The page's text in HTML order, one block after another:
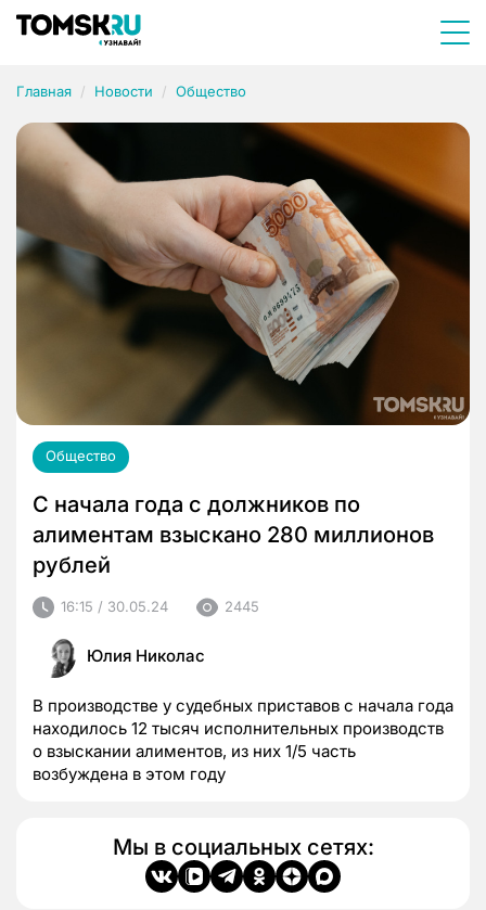
Главная Новости Общество
Общество
С начала года с должников по
алиментам взыскано 280 миллионов
рублей
16:15 / 30.05.24 2445
Юлия Николас
В производстве у судебных приставов с начала года
находилось 12 тысяч исполнительных производств
о взыскании алиментов, из них 1/5 часть
возбуждена в этом году
Мы в социальных сетях: